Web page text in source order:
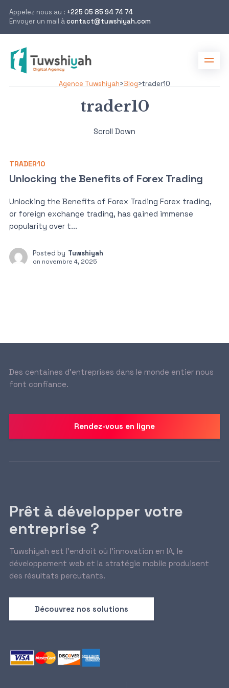
Appelez nous au : +225 05 85 94 74 74
Envoyer un mail àcontact@tuwshiyah.com
Agence Tuwshiyah>Blog>trader10
trader10
Scroll Down
TRADER10
Unlocking the Benefits of Forex Trading
Unlocking the Benefits of Forex Trading Forex trading,
or foreign exchange trading, has gained immense
popularity over t...
Posted by Tuwshiyah
on novembre 4, 2025
Des centaines d’entreprises dans le monde entier nous
font confiance.
Rendez-vous en ligne
Prêt à développer votre
entreprise ?
Tuwshiyah est l’endroit où l’innovation en IA, le
développement web et la stratégie mobile produisent
des résultats percutants.
Découvrez nos solutions